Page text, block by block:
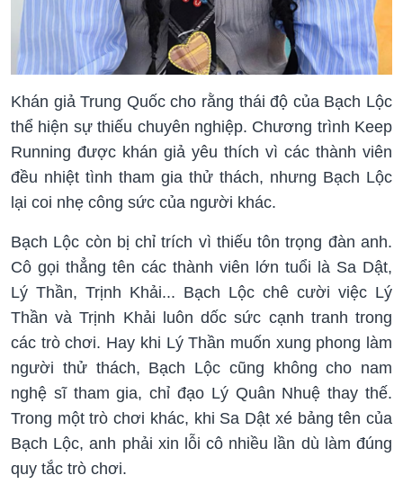
Khán giả Trung Quốc cho rằng thái độ của Bạch Lộc
thể hiện sự thiếu chuyên nghiệp. Chương trình Keep
Running được khán giả yêu thích vì các thành viên
đều nhiệt tình tham gia thử thách, nhưng Bạch Lộc
lại coi nhẹ công sức của người khác.
Bạch Lộc còn bị chỉ trích vì thiếu tôn trọng đàn anh.
Cô gọi thẳng tên các thành viên lớn tuổi là Sa Dật,
Lý Thần, Trịnh Khải... Bạch Lộc chê cười việc Lý
Thần và Trịnh Khải luôn dốc sức cạnh tranh trong
các trò chơi. Hay khi Lý Thần muốn xung phong làm
người thử thách, Bạch Lộc cũng không cho nam
nghệ sĩ tham gia, chỉ đạo Lý Quân Nhuệ thay thế.
Trong một trò chơi khác, khi Sa Dật xé bảng tên của
Bạch Lộc, anh phải xin lỗi cô nhiều lần dù làm đúng
quy tắc trò chơi.